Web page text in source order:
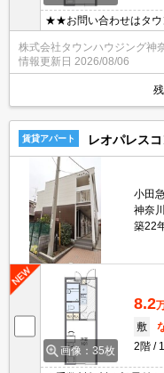
★★お問い合わせはタ
株式会社タウンハウジング神
情報更新日 2026/08/06
賃貸アパート レオパレス
小田
神奈
築22
画像：35枚
8.2
敷
2階